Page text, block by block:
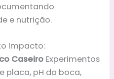
e nutrição.
Impacto:
Caseiro Experimentos
placa, pH da boca,